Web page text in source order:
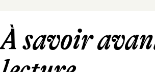
À savoir